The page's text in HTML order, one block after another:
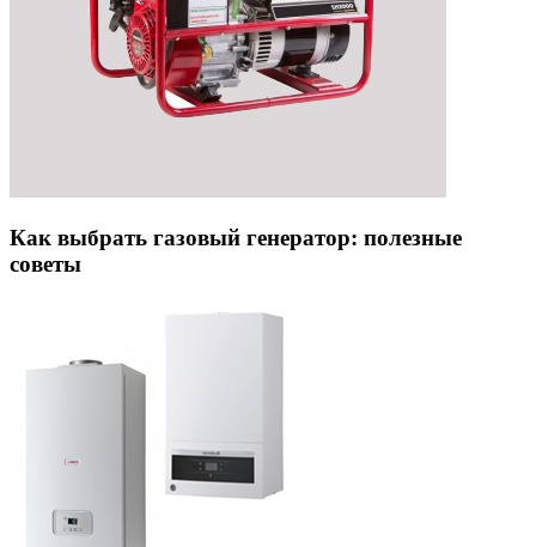
Как выбрать газовый генератор: полезные
советы